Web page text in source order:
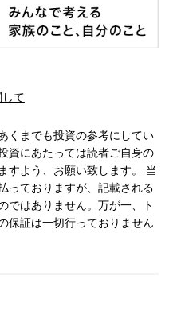
て
くまでも投資の参考にしてい
資にあたっては読者ご自身の
すよう、お願い致します。 当
っておりますが、記載される
ではありません。万が一、ト
保証は一切行っておりません